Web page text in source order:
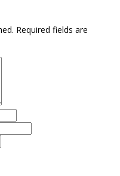
Required fields are